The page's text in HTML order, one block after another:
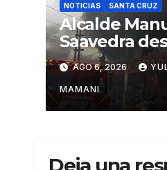
NOTICIAS SANTA CRUZ
Alcalde
Saavedra
solidaridad
la
Barrio Lindo
AGO 6, 2026
MAMANI
Deja una